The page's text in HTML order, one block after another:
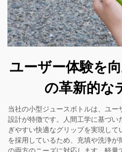
ユーザー体験を
の革新的な
当社の小型ジュースボトルは、ユ
設計が特徴です。人間工学に基づい
ぎやすい快適なグリップを実現し
を採用しているため、充填や洗浄